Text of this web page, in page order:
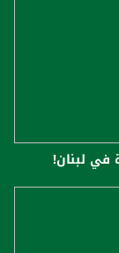
في لبنان!